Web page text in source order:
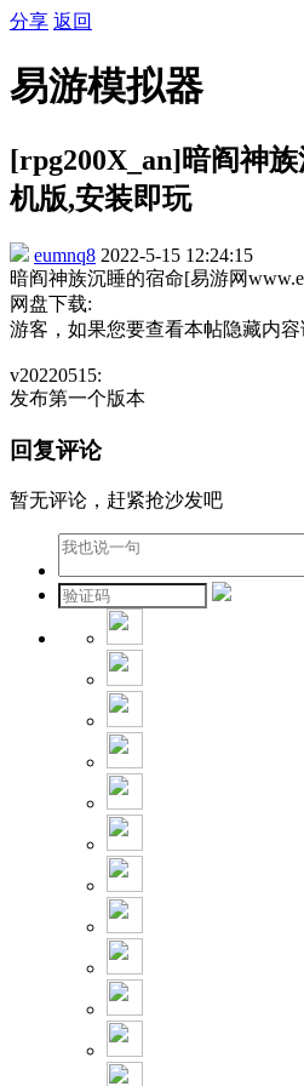
分享 返回
易游模拟器
[rpg200X_an]暗阎神
机版,安装即玩
eumnq8 2022-5-15 12:24:15
暗阎神族沉睡的宿命[易游网
网盘下载:
游客，如果您要查看本帖隐藏内容
v20220515:
发布第一个版本
回复评论
暂无评论，赶紧抢沙发吧